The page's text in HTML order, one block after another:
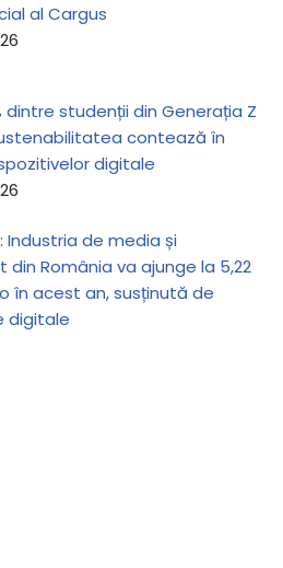
al Cargus
dintre studenții din Generația Z
contează în
digitale
Industria de media și
din România va ajunge la 5,22
în acest an, susținută de
digitale